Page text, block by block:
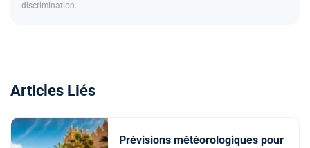
discrimination.
Articles Liés
Prévisions météorologiques pour